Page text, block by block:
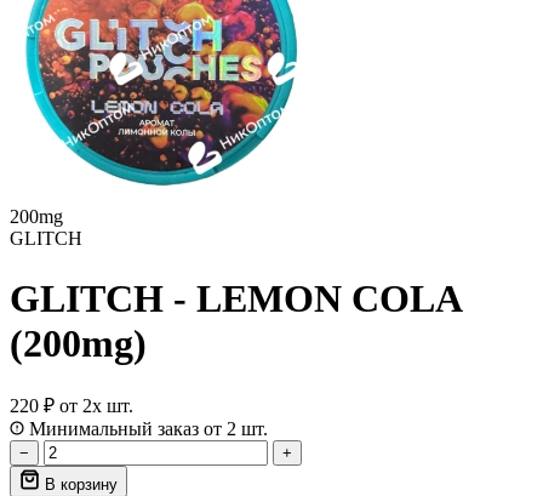
200mg
GLITCH
GLITCH - LEMON COLA
(200mg)
220 ₽ от 2х шт.
Минимальный заказ от 2 шт.
−
+
В корзину